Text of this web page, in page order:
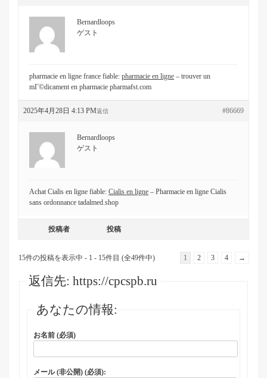
Bernardloops
ゲスト
pharmacie en ligne france fiable: pharmacie en ligne – trouver un
mГ©dicament en pharmacie pharmafst.com
2025年4月28日 4:13 PM #86669
返信
Bernardloops
ゲスト
Achat Cialis en ligne fiable: Cialis en ligne – Pharmacie en ligne Cialis
sans ordonnance tadalmed.shop
投稿者 投稿
15件の投稿を表示中 - 1 - 15件目 (全49件中) 1 2 3 4 →
返信先: https://cpcspb.ru
あなたの情報:
お名前 (必須)
メール (非公開) (必須):